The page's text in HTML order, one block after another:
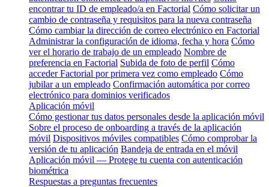
encontrar tu ID de empleado/a en Factorial Cómo solicitar un
cambio de contraseña y requisitos para la nueva contraseña
Cómo cambiar la dirección de correo electrónico en Factorial
Administrar la configuración de idioma, fecha y hora Cómo
ver el horario de trabajo de un empleado Nombre de
preferencia en Factorial Subida de foto de perfil Cómo
acceder Factorial por primera vez como empleado Cómo
jubilar a un empleado Confirmación automática por correo
electrónico para dominios verificados
Aplicación móvil
Cómo gestionar tus datos personales desde la aplicación móvil
Sobre el proceso de onboarding a través de la aplicación
móvil Dispositivos móviles compatibles Cómo comprobar la
versión de tu aplicación Bandeja de entrada en el móvil
Aplicación móvil — Protege tu cuenta con autenticación
biométrica
Respuestas a preguntas frecuentes